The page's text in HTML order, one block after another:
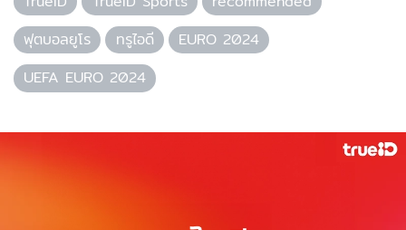
ฟุตบอลยูโร
ทรูไอดี
EURO 2024
UEFA EURO 2024